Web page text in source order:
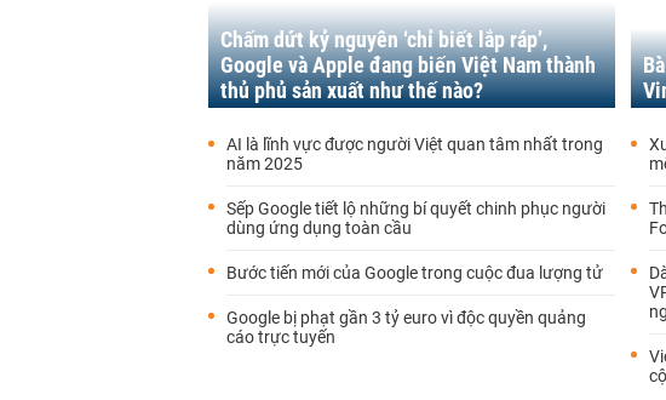
Chấm dứt kỷ nguyên ‘chỉ biết lắp ráp’,
Google và Apple đang biến Việt Nam thành
thủ phủ sản xuất như thế nào?
AI là lĩnh vực được người Việt quan tâm nhất trong
năm 2025
Sếp Google tiết lộ những bí quyết chinh phục người
dùng ứng dụng toàn cầu
Bước tiến mới của Google trong cuộc đua lượng tử
Google bị phạt gần 3 tỷ euro vì độc quyền quảng
cáo trực tuyến